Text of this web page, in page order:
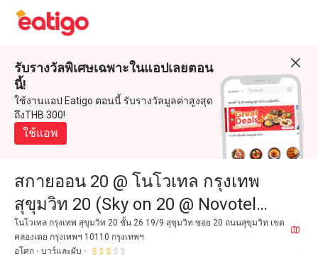
รับรางวัลพิเศษเฉพาะในแอปเลยตอน
นี้!
ใช้งานแอป Eatigo ตอนนี้ รับรางวัลมูลค่าสูงสุด
ถึงTHB 300!
ใช้แอพ
สกายออน 20 @ โนโวเทล กรุงเทพ
สุขุมวิท 20 (Sky on 20 @ Novotel
Bangkok Sukhumvit 20)
โนโวเทล กรุงเทพ สุขุมวิท 20 ชั้น 26 19/9 สุขุมวิท ซอย 20 ถนนสุขุมวิท เขต
คลองเตย กรุงเทพฯ 10110 กรุงเทพฯ
อโศก
บาร์และผับ